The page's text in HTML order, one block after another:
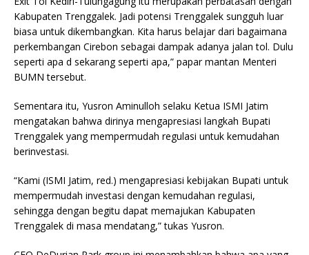
Kabupaten Trenggalek. Jadi potensi Trenggalek sungguh luar
biasa untuk dikembangkan. Kita harus belajar dari bagaimana
perkembangan Cirebon sebagai dampak adanya jalan tol. Dulu
seperti apa d sekarang seperti apa,” papar mantan Menteri
BUMN tersebut.
Sementara itu, Yusron Aminulloh selaku Ketua ISMI Jatim
mengatakan bahwa dirinya mengapresiasi langkah Bupati
Trenggalek yang mempermudah regulasi untuk kemudahan
berinvestasi.
“Kami (ISMI Jatim, red.) mengapresiasi kebijakan Bupati untuk
mempermudah investasi dengan kemudahan regulasi,
sehingga dengan begitu dapat memajukan Kabupaten
Trenggalek di masa mendatang,” tukas Yusron.